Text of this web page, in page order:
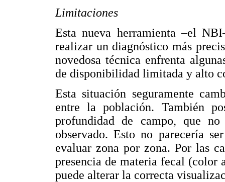
Limitaciones
Esta nueva herramienta –el
realizar un diagnóstico más
novedosa técnica enfrenta
de disponibilidad limitada y alto
Esta situación seguramente
entre la población. También
profundidad de campo, que
observado. Esto no parecería
evaluar zona por zona. Por las
presencia de materia fecal (color
puede alterar la correcta